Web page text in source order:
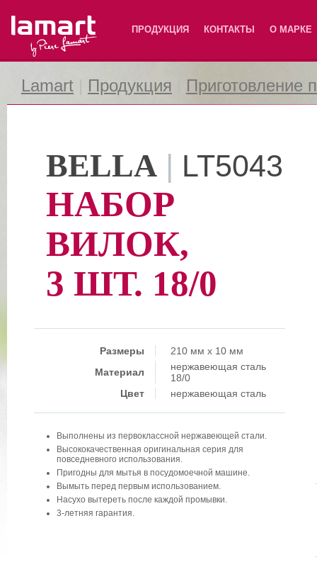
Lamart ПРОДУКЦИЯ КОНТАКТЫ О МАРКЕ
Lamart Продукция Приготовление
BELLA | LT5043
НАБОР
ВИЛОК,
3 ШТ. 18/0
Размеры
210 мм x 10 мм
Материал
нержавеющая сталь
18/0
Цвет
нержавеющая сталь
Выполнены из первоклассной нержавеющей стали.
Высококачественная оригинальная серия для
повседневного использования.
Пригодны для мытья в посудомоечной машине.
Вымыть перед первым использованием.
Насухо вытереть после каждой промывки.
3-летняя гарантия.